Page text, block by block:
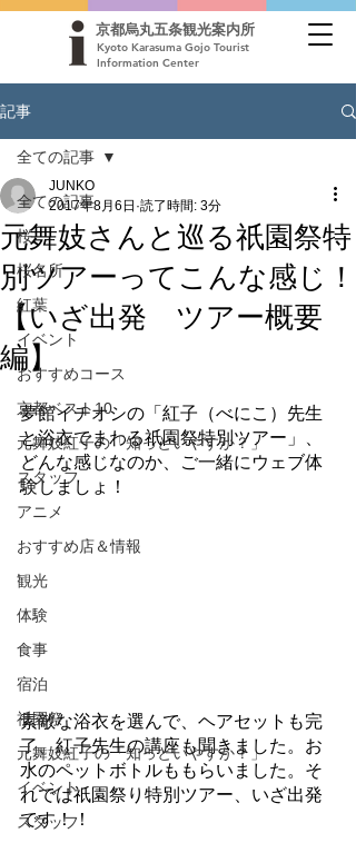
Kyoto Karasuma Gojo Tourist
Information Center
京都烏丸五条観光案内所
記事
全ての記事
桜
桜名所
紅葉
イベント
おすすめコース
京都ベスト10
元舞妓紅子の「知っといやすか？」
スタッフ
アニメ
おすすめ店＆情報
観光
体験
食事
宿泊
祇園祭
元舞妓紅子の「知っといやすか？」
イベント
スタッフ
全ての記事
元舞妓さんと巡る祇園祭特
別ツアーってこんな感じ！
【いざ出発 ツアー概要
編】
JUNKO
2017年8月6日 読了時間: 3分
夢館イチオシの「紅子（べにこ）先生
と浴衣でまわる祇園祭特別ツアー」、
どんな感じなのか、ご一緒にウェブ体
験しましょ！
素敵な浴衣を選んで、ヘアセットも完
了、紅子先生の講座も聞きました。お
水のペットボトルももらいました。そ
れでは祇園祭り特別ツアー、いざ出発
です！！